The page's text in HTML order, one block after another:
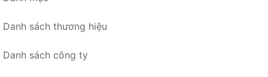
Danh sách thương hiệu
Danh sách công ty